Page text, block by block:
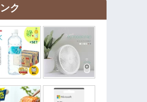
ク